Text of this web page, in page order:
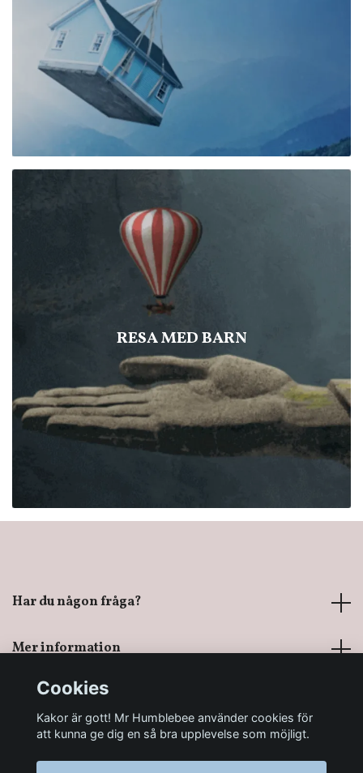
RESA MED BARN
Har du någon fråga?
Mer information
Sociala medier
Cookies
Kakor är gott! Mr Humblebee använder cookies för
att kunna ge dig en så bra upplevelse som möjligt.